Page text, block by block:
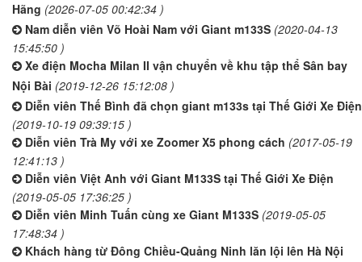
Hãng (2026-07-05 00:42:34 )
Nam diễn viên Võ Hoài Nam với Giant m133S (2020-04-13
15:45:50 )
Xe điện Mocha Milan II vận chuyển về khu tập thể Sân bay
Nội Bài (2019-12-26 15:12:08 )
Diễn viên Thế Bình đã chọn giant m133s tại Thế Giới Xe Điện
(2019-10-19 09:39:15 )
Diễn viên Trà My với xe Zoomer X5 phong cách (2017-05-19
12:41:13 )
Diễn viên Việt Anh với Giant M133S tại Thế Giới Xe Điện
(2019-05-05 17:36:25 )
Diễn viên Minh Tuấn cùng xe Giant M133S (2019-05-05
17:48:34 )
Khách hàng từ Đông Chiều-Quảng Ninh lăn lội lên Hà Nội